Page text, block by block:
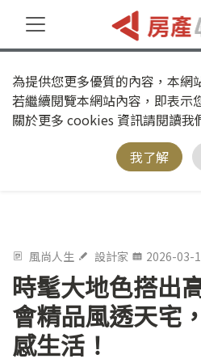
為提供您更多優質的內容，本網
若繼續閱覽本網站內容，即表示
關於更多 cookies 資訊請閱讀我
我了解
風尚人生 設計家 2026-03-
時髦大地色搭出
會精品風透天宅
感生活！